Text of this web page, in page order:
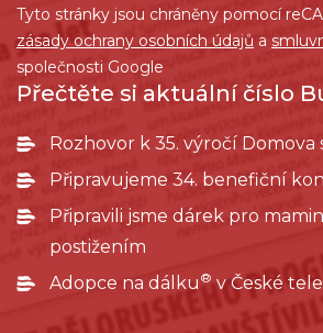
Tyto stránky jsou chráněny pomocí
zásady ochrany osobních údajů a
společnosti Google
Přečtěte si aktuální číslo
Rozhovor k 35. výročí Domova
Připravujeme 34. benefiční
Připravili jsme dárek pro
postižením
Adopce na dálku ®v České